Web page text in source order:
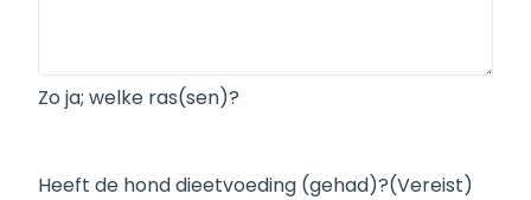
Zo ja; welke ras(sen)?
Heeft de hond dieetvoeding (gehad)?(Vereist)